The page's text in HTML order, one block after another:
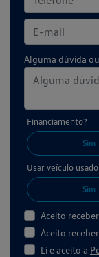
Alguma dúvida
Financiamento?
Sim
Usar veículo
Sim
Aceito
Aceito
Li e aceito a